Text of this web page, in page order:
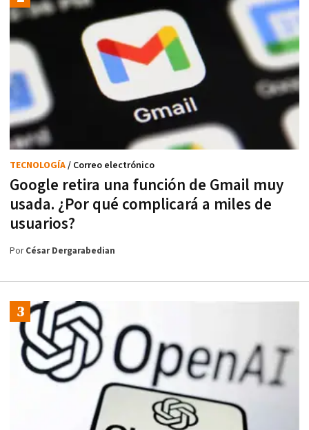
Google retira una función de Gmail muy
usada. ¿Por qué complicará a miles de
usuarios?
TECNOLOGÍA/ Correo electrónico
PorCésar Dergarabedian